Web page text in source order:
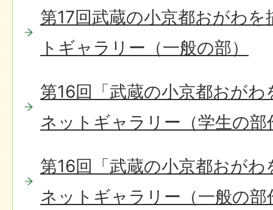
第17回武蔵の小京都おがわ
トギャラリー（一般の部）
第16回「武蔵の小京都おが
ネットギャラリー（学生の部
第16回「武蔵の小京都おが
ネットギャラリー（一般の部